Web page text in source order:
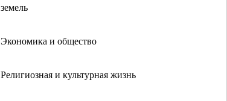
земель
Экономика и общество
Религиозная и культурная жизнь